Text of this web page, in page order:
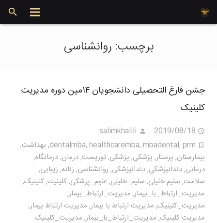
برچسب: روانشناسی
جشن فارغ التحصیلی دانشجویان ۱۴مین دوره مدیریت
کلینیک
2019/08/18
salimkhalili
dentalmba, healthcaremba, mbadental, prm
, بهداشت,
بيمارستان, پرستار, پزشكي, پزشکی,توریست,درمان,درمانگاه,
درمانی,دندانپزشكي,دندانپزشکی, روانشناسی, زنانه, زیبایی,
سلامت, سلیم خلیلی, سلیم_خلیلی, علوم_پزشکی,كلينيك,کلینیک,
مديريت_ارتباط_با_بيمار, مديريت_ارتباط_بیمار,
مديريت_كلينيک, مدیریت ارتباط با بیمار, مدیریت ارتباط بیمار,
مدیریت کلینیک, مدیریت_ارتباط_با_بیمار, مدیریت_کلینیک